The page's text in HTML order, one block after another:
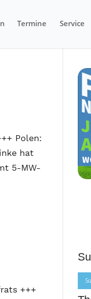
Termine Service
Polen:
hat
5-MW-
+++